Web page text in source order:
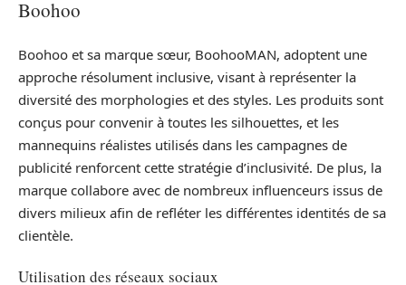
Boohoo
Boohoo et sa marque sœur, BoohooMAN, adoptent une
approche résolument inclusive, visant à représenter la
diversité des morphologies et des styles. Les produits sont
conçus pour convenir à toutes les silhouettes, et les
mannequins réalistes utilisés dans les campagnes de
publicité renforcent cette stratégie d’inclusivité. De plus, la
marque collabore avec de nombreux influenceurs issus de
divers milieux afin de refléter les différentes identités de sa
clientèle.
Utilisation des réseaux sociaux